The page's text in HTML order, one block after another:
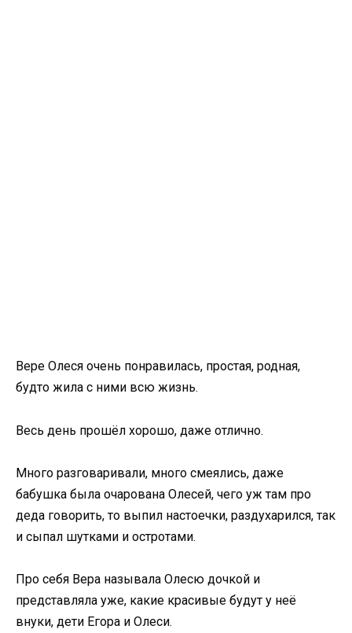
Вере Олеся очень понравилась, простая, родная,
будто жила с ними всю жизнь.
Весь день прошёл хорошо, даже отлично.
Много разговаривали, много смеялись, даже
бабушка была очарована Олесей, чего уж там про
деда говорить, то выпил настоечки, раздухарился, так
и сыпал шутками и остротами.
Про себя Вера называла Олесю дочкой и
представляла уже, какие красивые будут у неё
внуки, дети Егора и Олеси.